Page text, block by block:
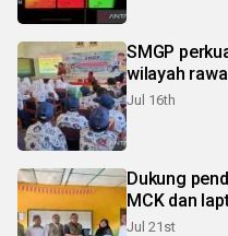
SMGP
wilayah
Jul 16th
Dukung
MCK dan
Jul 21st